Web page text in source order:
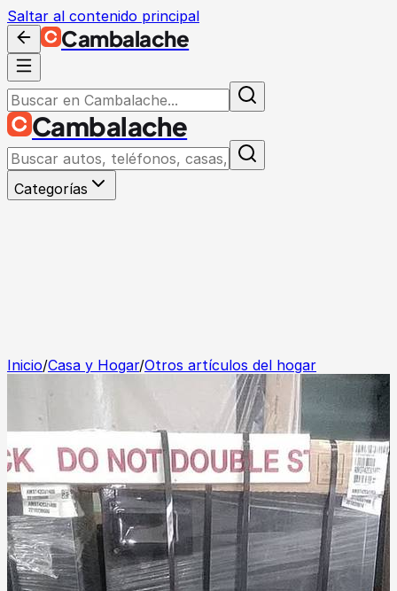
Saltar al contenido principal
Cambalache
Cambalache
Categorías
Inicio/Casa y Hogar/Otros artículos del hogar